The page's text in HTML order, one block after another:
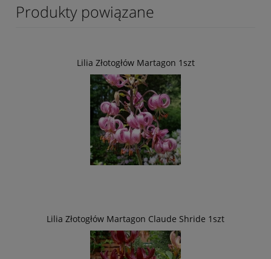
Produkty powiązane
Lilia Złotogłów Martagon 1szt
Lilia Złotogłów Martagon Claude Shride 1szt